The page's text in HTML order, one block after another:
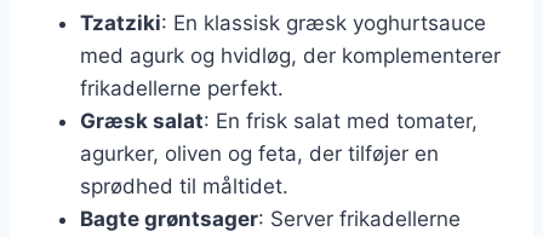
Tzatziki: En klassisk græsk yoghurtsauce
med agurk og hvidløg, der komplementerer
frikadellerne perfekt.
Græsk salat: En frisk salat med tomater,
agurker, oliven og feta, der tilføjer en
sprødhed til måltidet.
Bagte grøntsager: Server frikadellerne